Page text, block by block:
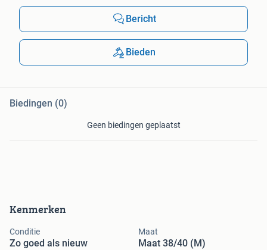
Kenmerken
Conditie
Zo goed als nieuw
Maat
Maat 38/40 (M)
Bericht
Bieden
Biedingen (0)
Geen biedingen geplaatst